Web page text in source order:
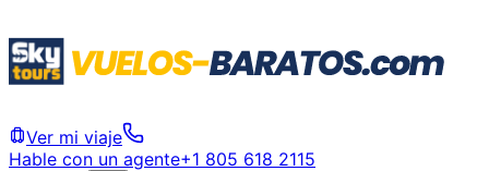
Ver mi viaje
Hable con un agente+1 805 618 2115